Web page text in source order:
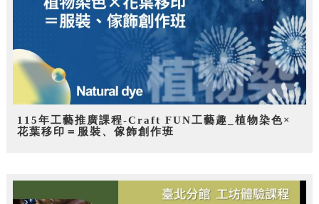
115年工藝推廣課程-Craft FUN工藝趣_植物染色×
花葉移印＝服裝、傢飾創作班